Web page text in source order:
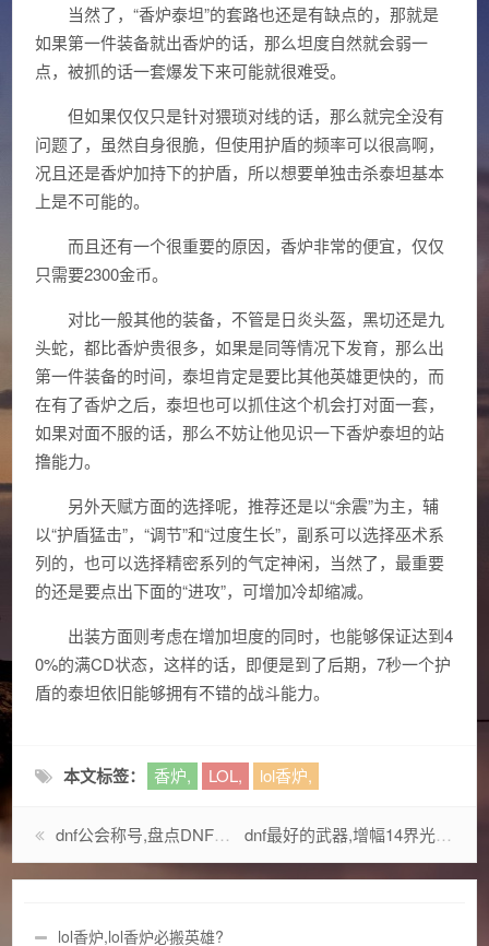
当然了，“香炉泰坦”的套路也还是有缺点的，那就是
如果第一件装备就出香炉的话，那么坦度自然就会弱一
点，被抓的话一套爆发下来可能就很难受。
但如果仅仅只是针对猥琐对线的话，那么就完全没有
问题了，虽然自身很脆，但使用护盾的频率可以很高啊，
况且还是香炉加持下的护盾，所以想要单独击杀泰坦基本
上是不可能的。
而且还有一个很重要的原因，香炉非常的便宜，仅仅
只需要2300金币。
对比一般其他的装备，不管是日炎头盔，黑切还是九
头蛇，都比香炉贵很多，如果是同等情况下发育，那么出
第一件装备的时间，泰坦肯定是要比其他英雄更快的，而
在有了香炉之后，泰坦也可以抓住这个机会打对面一套，
如果对面不服的话，那么不妨让他见识一下香炉泰坦的站
撸能力。
另外天赋方面的选择呢，推荐还是以“余震”为主，辅
以“护盾猛击”，“调节”和“过度生长”，副系可以选择巫术系
列的，也可以选择精密系列的气定神闲，当然了，最重要
的还是要点出下面的“进攻”，可增加冷却缩减。
出装方面则考虑在增加坦度的同时，也能够保证达到4
0%的满CD状态，这样的话，即便是到了后期，7秒一个护
盾的泰坦依旧能够拥有不错的战斗能力。
本文标签： 香炉, LOL, lol香炉,
dnf公会称号,盘点DNF那些年最奇葩的称号? dnf最好的武器,增幅14界光剑裸丢15成功却相当于白15的光剑?
lol香炉,lol香炉必搬英雄?